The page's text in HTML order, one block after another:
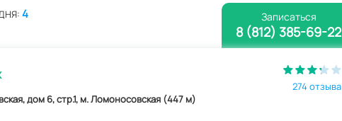
4 Записаться
8 (812) 385-69-22
дом 6, стр.1, м. Ломоносовская (447 м)
274 отзыва